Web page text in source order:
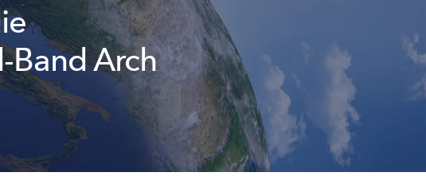
Band Arch